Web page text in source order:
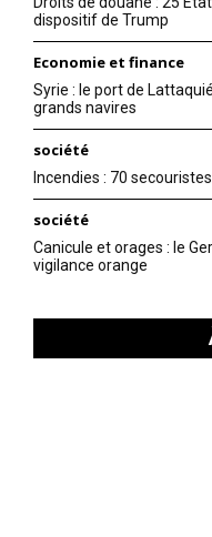
dispositif de Trump
Economie et finance
Syrie : le port de
grands navires
société
Incendies : 70
société
Canicule et orages : le
vigilance orange